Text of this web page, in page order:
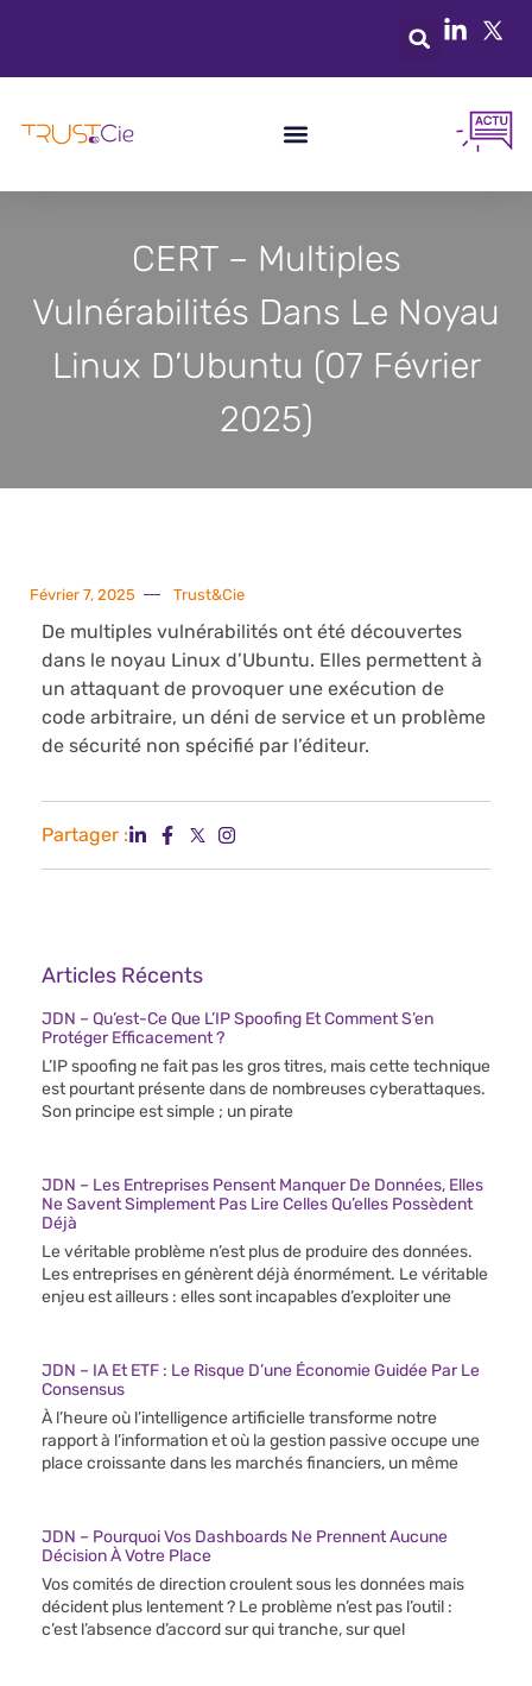
CERT – Multiples
Vulnérabilités Dans Le Noyau
Linux D’Ubuntu (07 Février
2025)
Février 7, 2025 Trust&Cie
De multiples vulnérabilités ont été découvertes
dans le noyau Linux d’Ubuntu. Elles permettent à
un attaquant de provoquer une exécution de
code arbitraire, un déni de service et un problème
de sécurité non spécifié par l’éditeur.
Partager :
Articles Récents
JDN – Qu’est-Ce Que L’IP Spoofing Et Comment S’en
Protéger Efficacement ?
L’IP spoofing ne fait pas les gros titres, mais cette technique
est pourtant présente dans de nombreuses cyberattaques.
Son principe est simple ; un pirate
JDN – Les Entreprises Pensent Manquer De Données, Elles
Ne Savent Simplement Pas Lire Celles Qu’elles Possèdent
Déjà
Le véritable problème n’est plus de produire des données.
Les entreprises en génèrent déjà énormément. Le véritable
enjeu est ailleurs : elles sont incapables d’exploiter une
JDN – IA Et ETF : Le Risque D’une Économie Guidée Par Le
Consensus
À l’heure où l’intelligence artificielle transforme notre
rapport à l’information et où la gestion passive occupe une
place croissante dans les marchés financiers, un même
JDN – Pourquoi Vos Dashboards Ne Prennent Aucune
Décision À Votre Place
Vos comités de direction croulent sous les données mais
décident plus lentement ? Le problème n’est pas l’outil :
c’est l’absence d’accord sur qui tranche, sur quel